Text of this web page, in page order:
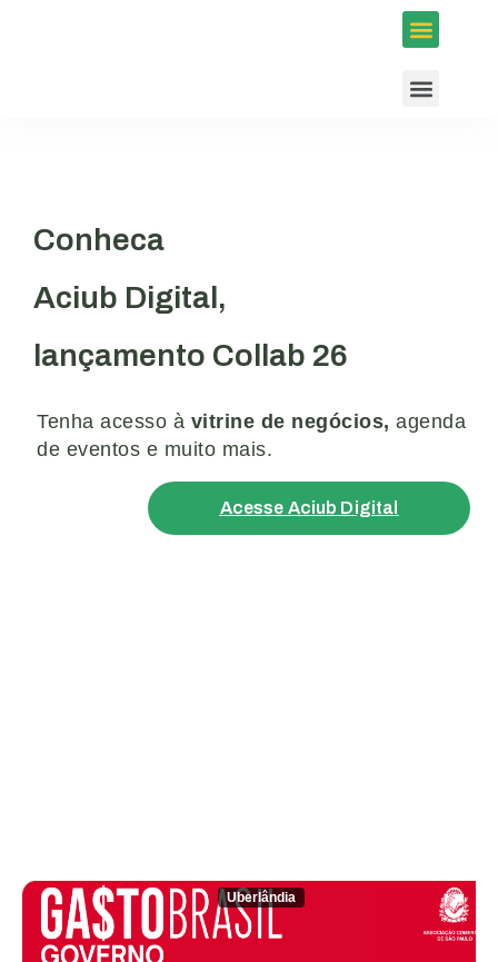
Conheca
Aciub Digital,
lançamento Collab 26
Tenha acesso à vitrine de negócios, agenda
de eventos e muito mais.
Acesse Aciub Digital